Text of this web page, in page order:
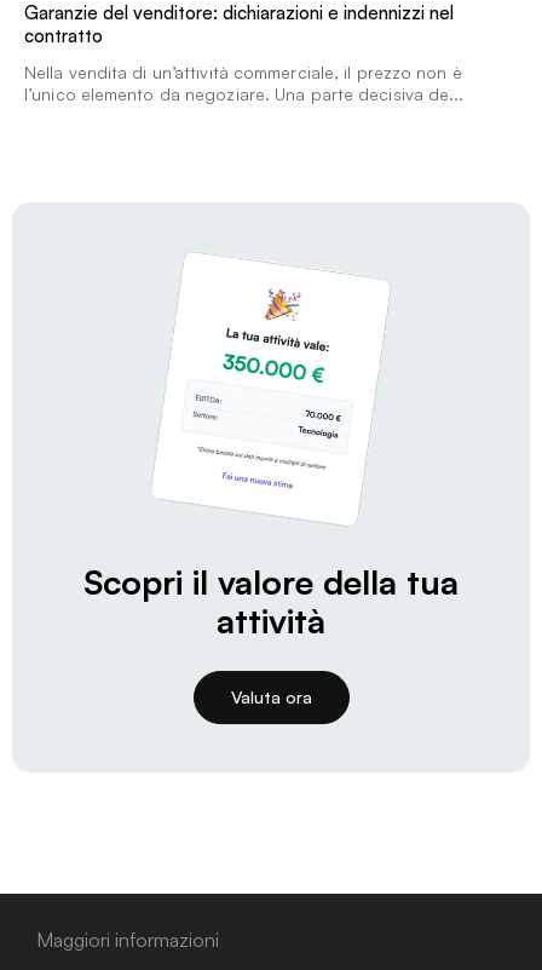
Garanzie del venditore: dichiarazioni e indennizzi nel
contratto
Nella vendita di un’attività commerciale, il prezzo non è
l’unico elemento da negoziare. Una parte decisiva de...
Scopri il valore della tua
attività
Valuta ora
Maggiori informazioni